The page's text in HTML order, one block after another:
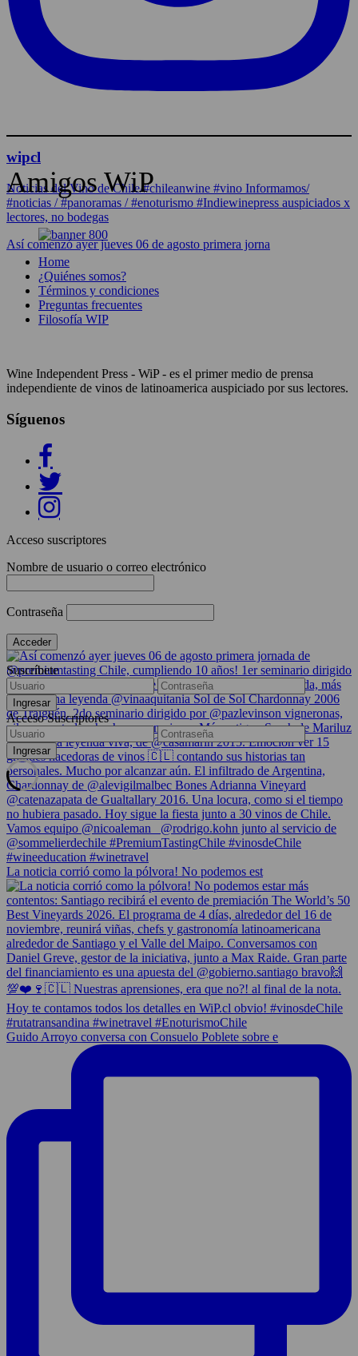
wipcl
Noticias del Vino de Chile/#chileanwine #vino Informamos/
#noticias / #panoramas / #enoturismo #Indiewinepress auspiciados x
lectores, no bodegas
Así comenzó ayer jueves 06 de agosto primera jorna
La noticia corrió como la pólvora! No podemos est
Guido Arroyo conversa con Consuelo Poblete sobre e
Amigos WiP
Home
¿Quiénes somos?
Términos y condiciones
Preguntas frecuentes
Filosofía WIP
Wine Independent Press - WiP - es el primer medio de prensa
independiente de vinos de latinoamerica auspiciado por sus lectores.
Síguenos
Acceso suscriptores
Nombre de usuario o correo electrónico
Contraseña
Suscríbete
Acceso Suscriptores